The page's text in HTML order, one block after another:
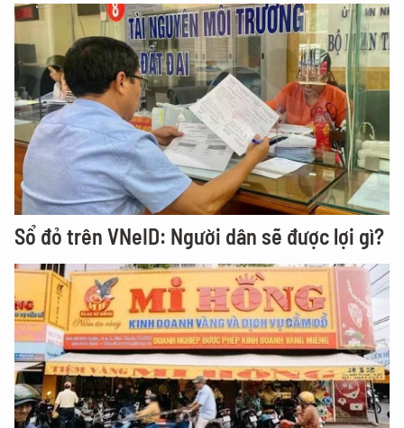
Sổ đỏ trên VNeID: Người dân sẽ được lợi gì?